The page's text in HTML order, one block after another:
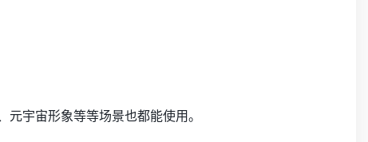
宇宙形象等等场景也都能使用。